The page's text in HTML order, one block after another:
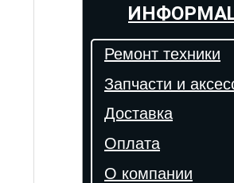
Ремонт техники
Запчасти и
Доставка
Оплата
О компании